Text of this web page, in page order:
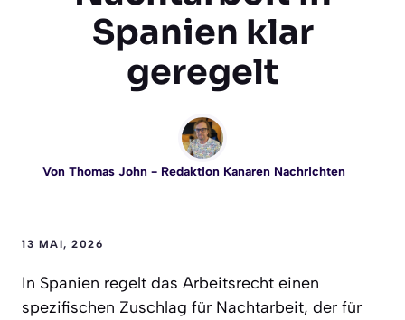
Spanien klar
geregelt
Von Thomas John- Redaktion Kanaren Nachrichten
13 MAI, 2026
In Spanien regelt das Arbeitsrecht einen
spezifischen Zuschlag für Nachtarbeit, der für